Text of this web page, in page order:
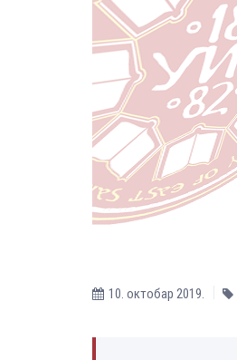
10. октобар 2019.